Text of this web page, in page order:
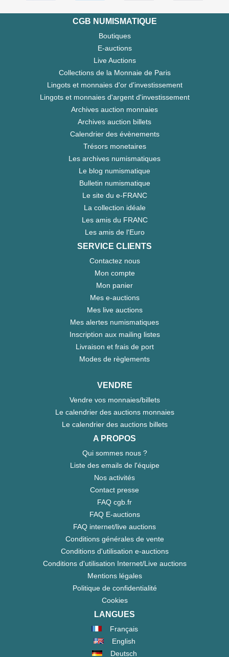
CGB NUMISMATIQUE
Boutiques
E-auctions
Live Auctions
Collections de la Monnaie de Paris
Lingots et monnaies d'or d'investissement
Lingots et monnaies d'argent d'investissement
Archives auction monnaies
Archives auction billets
Calendrier des évènements
Trésors monetaires
Les archives numismatiques
Le blog numismatique
Bulletin numismatique
Le site du e-FRANC
La collection idéale
Les amis du FRANC
Les amis de l'Euro
SERVICE CLIENTS
Contactez nous
Mon compte
Mon panier
Mes e-auctions
Mes live auctions
Mes alertes numismatiques
Inscription aux mailing listes
Livraison et frais de port
Modes de règlements
VENDRE
Vendre vos monnaies/billets
Le calendrier des auctions monnaies
Le calendrier des auctions billets
A PROPOS
Qui sommes nous ?
Liste des emails de l'équipe
Nos activités
Contact presse
FAQ cgb.fr
FAQ E-auctions
FAQ internet/live auctions
Conditions générales de vente
Conditions d'utilisation e-auctions
Conditions d'utilisation Internet/Live auctions
Mentions légales
Politique de confidentialité
Cookies
LANGUES
Français
English
Deutsch